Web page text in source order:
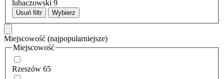
lubaczowski 9
Usuń filtr Wybierz
Miejscowość (najpopularniejsze)
Miejscowość
Rzeszów 65